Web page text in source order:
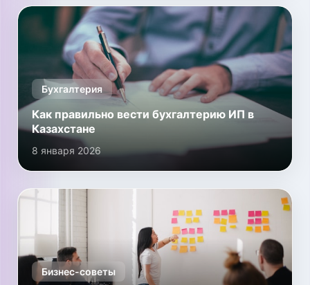
Бухгалтерия
Как правильно вести бухгалтерию ИП в
Казахстане
8 января 2026
Бизнес-советы